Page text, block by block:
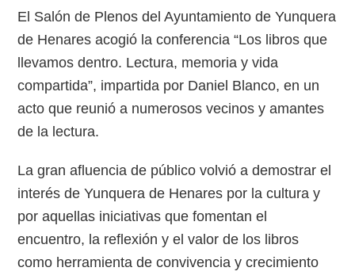
El Salón de Plenos del Ayuntamiento de Yunquera
de Henares acogió la conferencia “Los libros que
llevamos dentro. Lectura, memoria y vida
compartida”, impartida por Daniel Blanco, en un
acto que reunió a numerosos vecinos y amantes
de la lectura.
La gran afluencia de público volvió a demostrar el
interés de Yunquera de Henares por la cultura y
por aquellas iniciativas que fomentan el
encuentro, la reflexión y el valor de los libros
como herramienta de convivencia y crecimiento